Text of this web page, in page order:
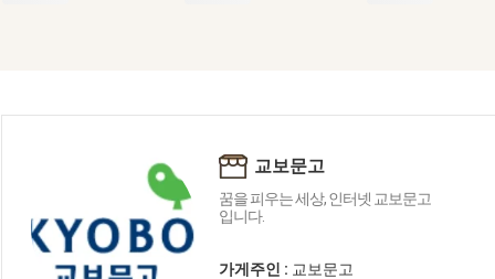
교보문고
꿈을 피우는 세상, 인터넷 교보문고
입니다.
가게주인 : 교보문고